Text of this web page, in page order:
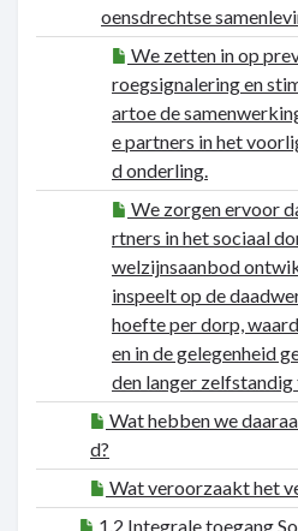
oensdrechtse
We zetten in op
roegsignalering en
artoe de
e partners in het
d onderling.
We zorgen ervoor
rtners in het sociaal
welzijnsaanbod
inspeelt op de
hoefte per dorp,
en in de gelegenheid
den langer zelfstandig
Wat hebben we
d?
Wat veroorzaakt het
1.2 Integrale toegang